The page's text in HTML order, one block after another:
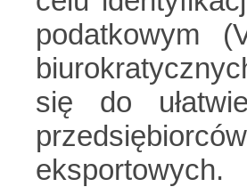
podatkowym
się do
eksportowych.